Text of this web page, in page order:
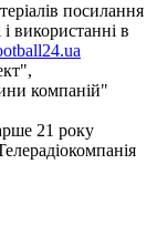
посилання
використанні в
компаній"
21 року